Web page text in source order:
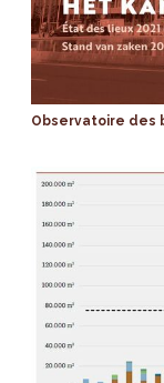
Observatoire des